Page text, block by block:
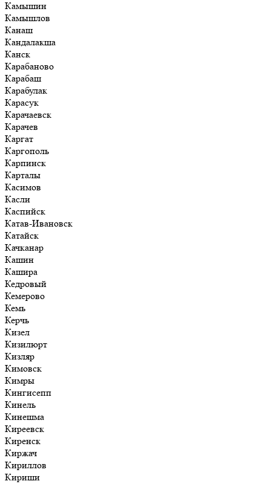
Камышин
Камышлов
Канаш
Кандалакша
Канск
Карабаново
Карабаш
Карабулак
Карасук
Карачаевск
Карачев
Каргат
Каргополь
Карпинск
Карталы
Касимов
Касли
Каспийск
Катав-Ивановск
Катайск
Качканар
Кашин
Кашира
Кедровый
Кемерово
Кемь
Керчь
Кизел
Кизилюрт
Кизляр
Кимовск
Кимры
Кингисепп
Кинель
Кинешма
Киреевск
Киренск
Киржач
Кириллов
Кириши